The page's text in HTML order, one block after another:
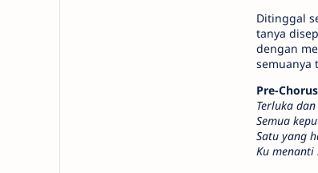
Ditinggal
tanya
dengan
semuanya
Pre-
Terluka
Semua
Satu yang
Ku menanti